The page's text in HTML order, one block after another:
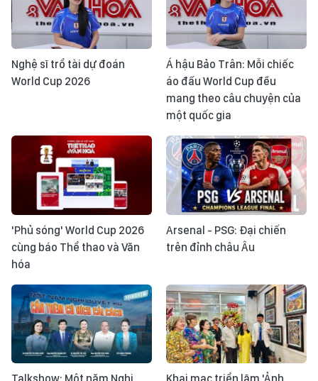
Nghệ sĩ trổ tài dự đoán
World Cup 2026
Á hậu Bảo Trân: Mỗi chiếc
áo đấu World Cup đều
mang theo câu chuyện của
một quốc gia
'Phủ sóng' World Cup 2026
cùng báo Thể thao và Văn
hóa
Arsenal - PSG: Đại chiến
trên đỉnh châu Âu